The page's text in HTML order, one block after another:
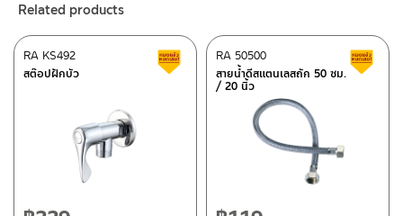
After Sales Service Center – Bangkok
662/61-62 Rama 3 Road, Bangpongpang, Yannawa,
Tel: 02-358-0080 / 080-075-8668 / 091-545-0556
– Shopee
–Lazada
ติดต่อพนักงานขาย / Contact Sales Staff
@charnpaiboon.sales
Related products
สต๊อปฝักบัว
RA KS492 Clearance sale
สายน้ำดีสแตนเลสถัก 50 ซม.
/ 20 นิ้ว
RA 50500